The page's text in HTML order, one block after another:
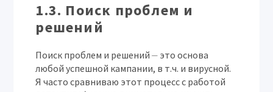
1.3. Поиск проблем и
решений
Поиск проблем и решений ⏤ это основа
любой успешной кампании, в т.ч. и вирусной.
Я часто сравниваю этот процесс с работой